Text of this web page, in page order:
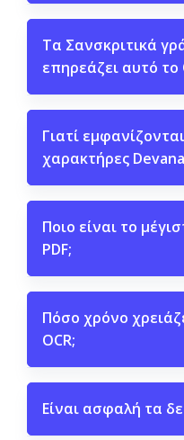
Τα Σανσκριτικά
επηρεάζει αυτό το
Γιατί
χαρακτήρες
Ποιο είναι το
PDF;
Πόσο χρόνο
OCR;
Είναι ασφαλή τα